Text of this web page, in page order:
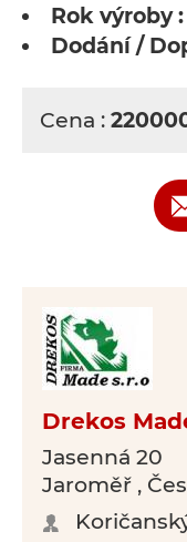
Rok výroby :
Dodání /
Cena :
Drekos
Jasenná 20
Jaroměř ,